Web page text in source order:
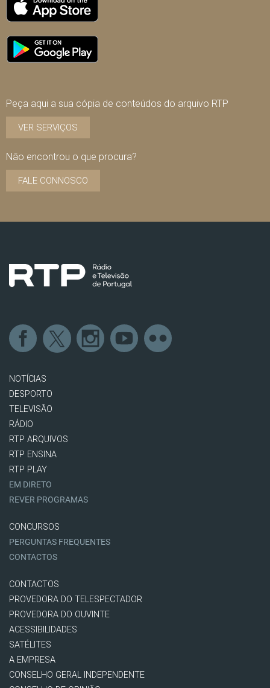
Peça aqui a sua cópia de conteúdos do arquivo RTP
VER SERVIÇOS
Não encontrou o que procura?
FALE CONNOSCO
NOTÍCIAS
DESPORTO
TELEVISÃO
RÁDIO
RTP ARQUIVOS
RTP ENSINA
RTP PLAY
EM DIRETO
REVER PROGRAMAS
CONCURSOS
PERGUNTAS FREQUENTES
CONTACTOS
CONTACTOS
PROVEDORA DO TELESPECTADOR
PROVEDORA DO OUVINTE
ACESSIBILIDADES
SATÉLITES
A EMPRESA
CONSELHO GERAL INDEPENDENTE